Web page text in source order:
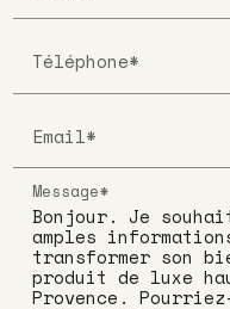
Téléphone*
Email*
Message*